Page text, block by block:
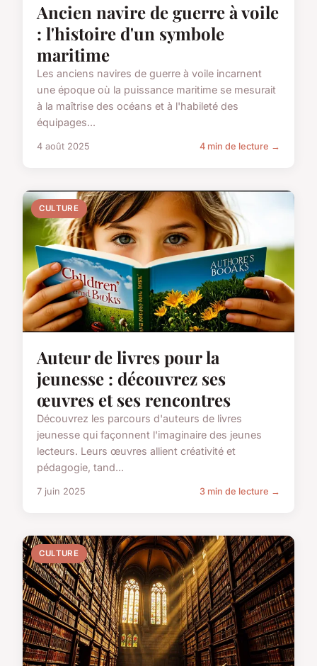
Ancien navire de guerre à voile
: l'histoire d'un symbole
maritime
Les anciens navires de guerre à voile incarnent
une époque où la puissance maritime se mesurait
à la maîtrise des océans et à l'habileté des
équipages...
4 août 2025 4 min de lecture →
CULTURE
Auteur de livres pour la
jeunesse : découvrez ses
œuvres et ses rencontres
Découvrez les parcours d'auteurs de livres
jeunesse qui façonnent l'imaginaire des jeunes
lecteurs. Leurs œuvres allient créativité et
pédagogie, tand...
7 juin 2025 3 min de lecture →
CULTURE